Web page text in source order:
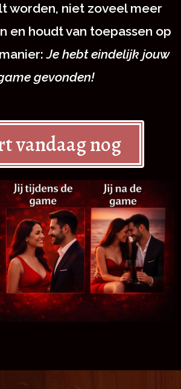
worden, niet zoveel meer
en houdt van toepassen op
Je hebt eindelijk jouw
gevonden!
vandaag nog